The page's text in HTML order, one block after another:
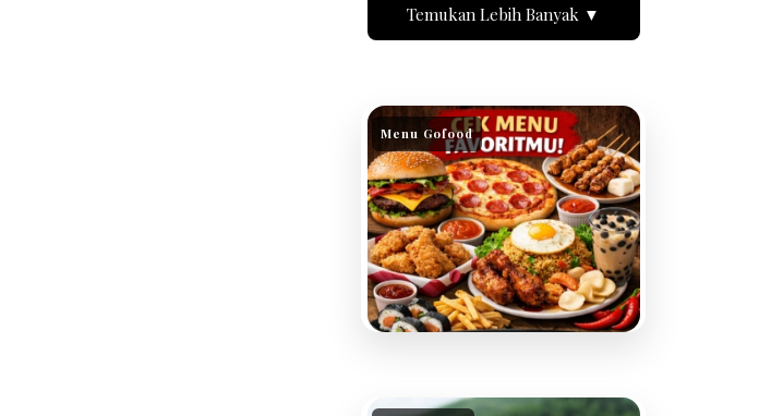
Temukan Lebih Banyak ▼
Menu Gofood